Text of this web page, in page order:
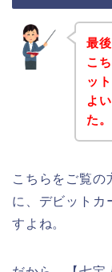
最
こ
ッ
よ
た。
こちらをご覧の
に、デビットカ
すよね。